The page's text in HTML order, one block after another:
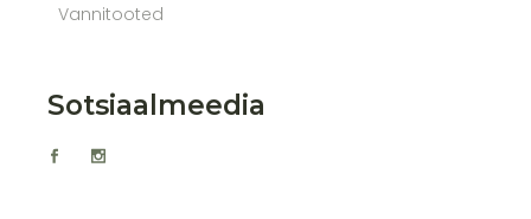
Vannitooted
Sotsiaalmeedia